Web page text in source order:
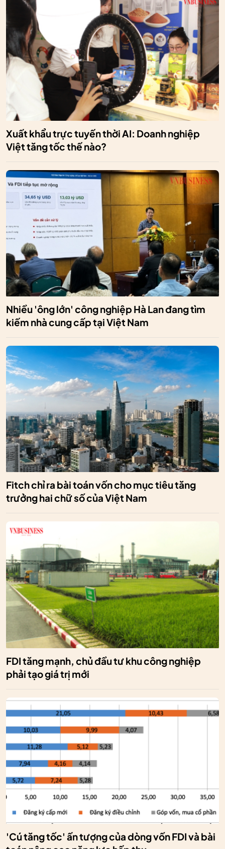
Xuất khẩu trực tuyến thời AI: Doanh nghiệp
Việt tăng tốc thế nào?
Nhiều 'ông lớn' công nghiệp Hà Lan đang tìm
kiếm nhà cung cấp tại Việt Nam
Fitch chỉ ra bài toán vốn cho mục tiêu tăng
trưởng hai chữ số của Việt Nam
FDI tăng mạnh, chủ đầu tư khu công nghiệp
phải tạo giá trị mới
'Cú tăng tốc' ấn tượng của dòng vốn FDI và bài